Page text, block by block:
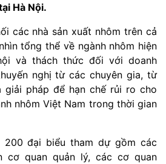
Hà Nội.
các nhà sản xuất nhôm trên cả
tổng thể về ngành nhôm hiện
và thách thức đối với doanh
nghị từ các chuyên gia, từ
giải pháp để hạn chế rủi ro cho
nhôm Việt Nam trong thời gian
200 đại biểu tham dự gồm các
cơ quan quản lý, các cơ quan